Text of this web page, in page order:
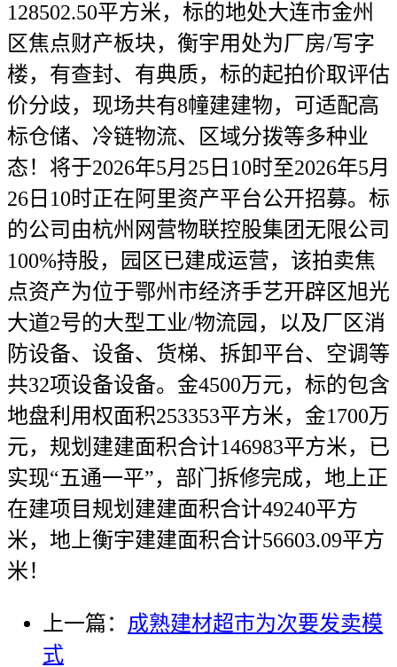
128502.50平方米，标的地处大连市金州
区焦点财产板块，衡宇用处为厂房/写字
楼，有查封、有典质，标的起拍价取评估
价分歧，现场共有8幢建建物，可适配高
标仓储、冷链物流、区域分拨等多种业
态！将于2026年5月25日10时至2026年5月
26日10时正在阿里资产平台公开招募。标
的公司由杭州网营物联控股集团无限公司
100%持股，园区已建成运营，该拍卖焦
点资产为位于鄂州市经济手艺开辟区旭光
大道2号的大型工业/物流园，以及厂区消
防设备、设备、货梯、拆卸平台、空调等
共32项设备设备。金4500万元，标的包含
地盘利用权面积253353平方米，金1700万
元，规划建建面积合计146983平方米，已
实现“五通一平”，部门拆修完成，地上正
在建项目规划建建面积合计49240平方
米，地上衡宇建建面积合计56603.09平方
米！
上一篇： 成熟建材超市为次要发卖模
式